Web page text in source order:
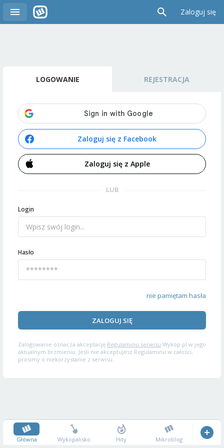
Zaloguj się
LOGOWANIE REJESTRACJA
Zaloguj się z Facebook
Zaloguj się z Apple
LUB
Login
Hasło
nie pamiętam hasła
ZALOGUJ SIĘ
Zalogowanie oznacza akceptację Regulaminu serwisu Wykop.pl w jego
aktualnym brzmieniu. Jeśli nie akceptujesz Regulaminu w całości,
prosimy o niekorzystanie z serwisu.
Główna Wykopalisko Hity Mikroblog